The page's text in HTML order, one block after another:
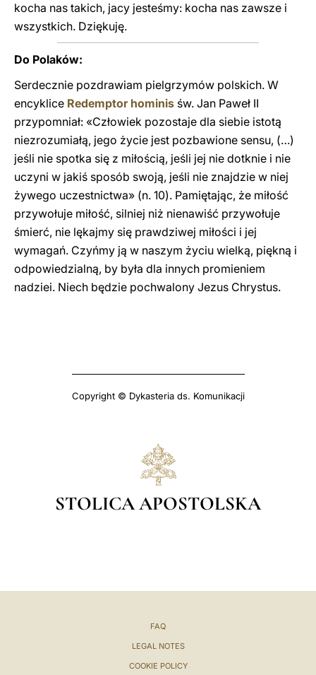
kocha nas takich, jacy jesteśmy: kocha nas zawsze i
wszystkich. Dziękuję.
Do Polaków:
Serdecznie pozdrawiam pielgrzymów polskich. W
encyklice Redemptor hominis św. Jan Paweł II
przypomniał: «Człowiek pozostaje dla siebie istotą
niezrozumiałą, jego życie jest pozbawione sensu, (…)
jeśli nie spotka się z miłością, jeśli jej nie dotknie i nie
uczyni w jakiś sposób swoją, jeśli nie znajdzie w niej
żywego uczestnictwa» (n. 10). Pamiętając, że miłość
przywołuje miłość, silniej niż nienawiść przywołuje
śmierć, nie lękajmy się prawdziwej miłości i jej
wymagań. Czyńmy ją w naszym życiu wielką, piękną i
odpowiedzialną, by była dla innych promieniem
nadziei. Niech będzie pochwalony Jezus Chrystus.
Copyright © Dykasteria ds. Komunikacji
STOLICA APOSTOLSKA
FAQ
LEGAL NOTES
COOKIE POLICY